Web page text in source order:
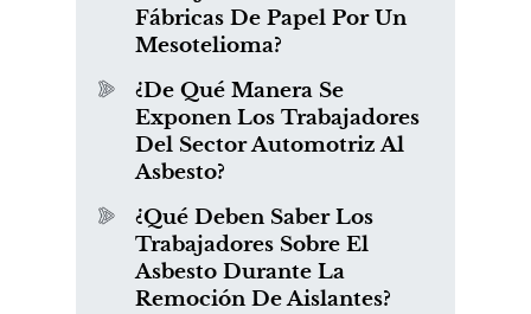
Fábricas De Papel Por Un
Mesotelioma?
¿De Qué Manera Se
Exponen Los Trabajadores
Del Sector Automotriz Al
Asbesto?
¿Qué Deben Saber Los
Trabajadores Sobre El
Asbesto Durante La
Remoción De Aislantes?